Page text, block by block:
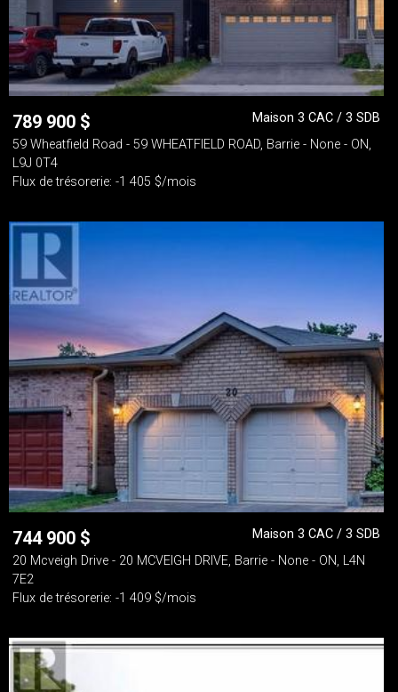
789 900 $
Maison 3 CAC / 3 SDB
59 Wheatfield Road - 59 WHEATFIELD ROAD, Barrie - None - ON,
L9J 0T4
Flux de trésorerie: -1 405 $/mois
744 900 $
Maison 3 CAC / 3 SDB
20 Mcveigh Drive - 20 MCVEIGH DRIVE, Barrie - None - ON, L4N
7E2
Flux de trésorerie: -1 409 $/mois